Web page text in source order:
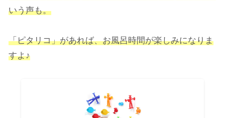
いう声も。
「ピタリコ」があれば、お風呂時間が楽しみになりま
すよ♪